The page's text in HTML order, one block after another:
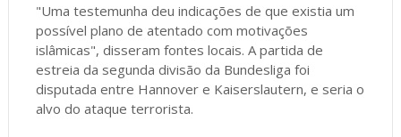
"Uma testemunha deu indicações de que existia um
possível plano de atentado com motivações
islâmicas", disseram fontes locais. A partida de
estreia da segunda divisão da Bundesliga foi
disputada entre Hannover e Kaiserslautern, e seria o
alvo do ataque terrorista.